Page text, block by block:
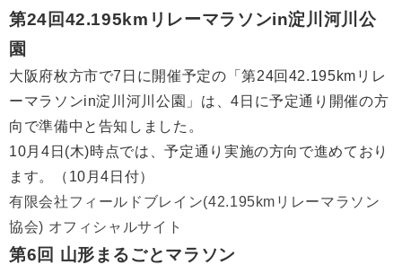
第24回42.195kmリレーマラソンin淀川河川公
園
大阪府枚方市で7日に開催予定の「第24回42.195kmリレ
ーマラソンin淀川河川公園」は、4日に予定通り開催の方
向で準備中と告知しました。
10月4日(木)時点では、予定通り実施の方向で進めており
ます。（10月4日付）
有限会社フィールドブレイン(42.195kmリレーマラソン
協会) オフィシャルサイト
第6回 山形まるごとマラソン